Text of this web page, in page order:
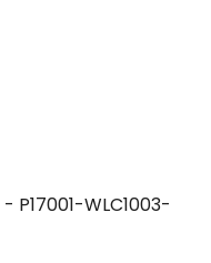
P17001-WLC1003-